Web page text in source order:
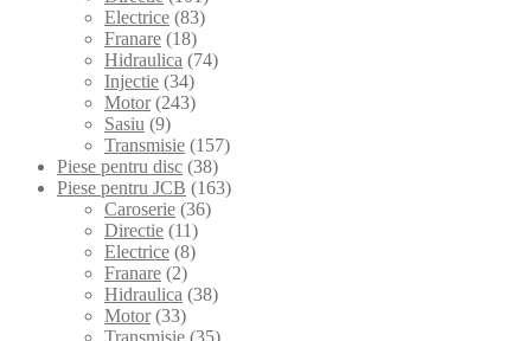
Electrice (83)
Franare (18)
Hidraulica (74)
Injectie (34)
Motor (243)
Sasiu (9)
Transmisie (157)
Piese pentru disc (38)
Piese pentru JCB (163)
Caroserie (36)
Directie (11)
Electrice (8)
Franare (2)
Hidraulica (38)
Motor (33)
Transmisie (35)